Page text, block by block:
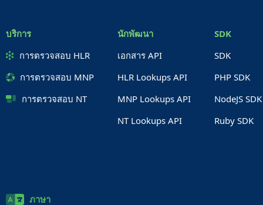
บริการ
การตรวจสอบ HLR
การตรวจสอบ MNP
การตรวจสอบ NT
นักพัฒนา
เอกสาร API
HLR Lookups API
MNP Lookups API
NT Lookups API
SDK
SDK
PHP SDK
NodeJS SDK
Ruby SDK
ภาษา